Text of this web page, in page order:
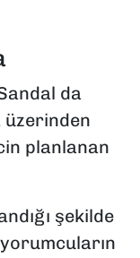
da
üzerinden
planlanan
şekilde